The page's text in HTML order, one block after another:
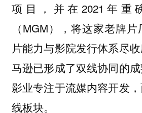
项目，并在2021年重
（MGM），将这家老牌
片能力与影院发行体系尽
马逊已形成了双线协同的
影业专注于流媒内容开发
线板块。